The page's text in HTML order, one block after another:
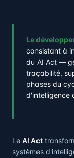
Le
consistant à
du AI Act —
traçabilité,
phases du
d'intelligence
Le AI Act
systèmes